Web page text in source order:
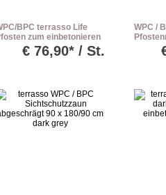
BPC terrasso Life
zum einbetonieren
dark grey L: 240 cm
€ 76,90* / St.
WPC /